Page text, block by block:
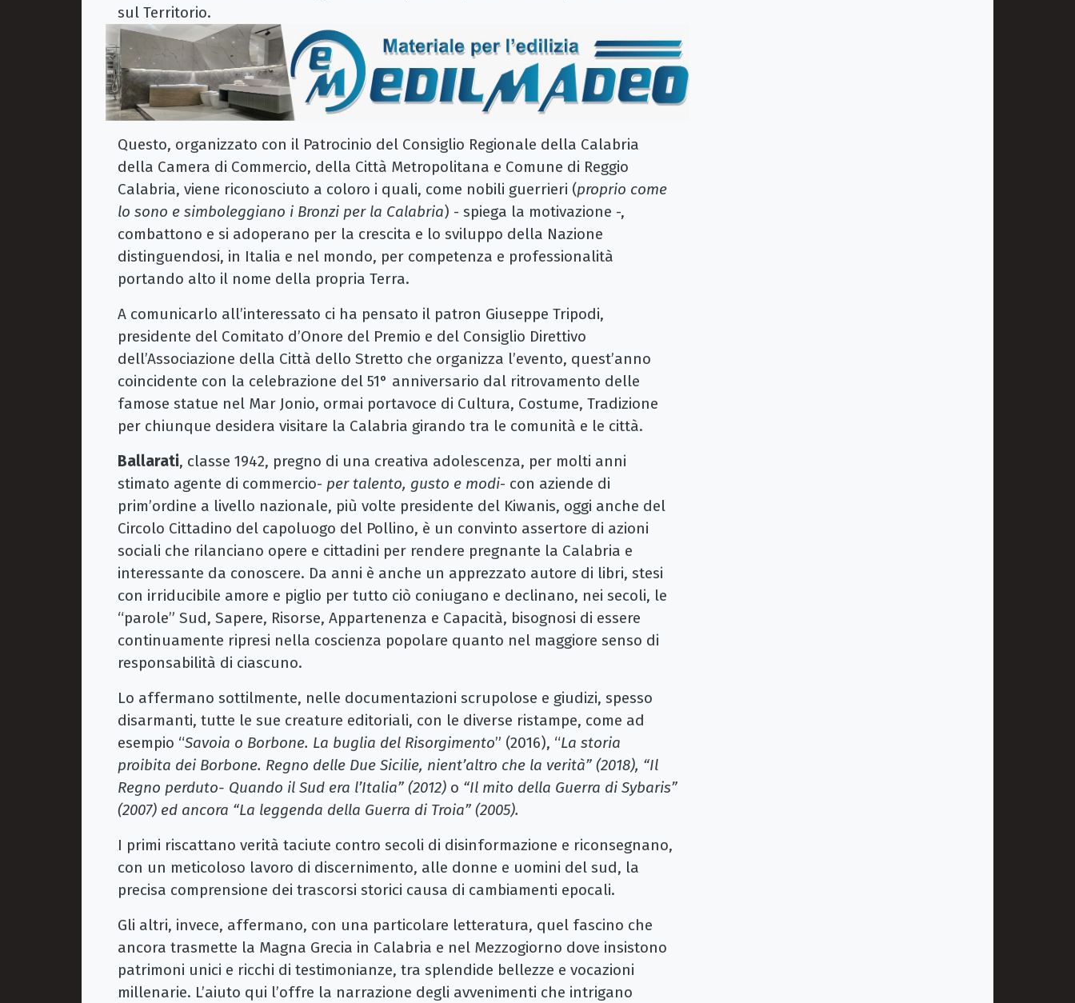
sul Territorio.
Questo, organizzato con il Patrocinio del Consiglio Regionale della Calabria
della Camera di Commercio, della Città Metropolitana e Comune di Reggio
Calabria, viene riconosciuto a coloro i quali, come nobili guerrieri (proprio come
lo sono e simboleggiano i Bronzi per la Calabria) - spiega la motivazione -,
combattono e si adoperano per la crescita e lo sviluppo della Nazione
distinguendosi, in Italia e nel mondo, per competenza e professionalità
portando alto il nome della propria Terra.
A comunicarlo all’interessato ci ha pensato il patron Giuseppe Tripodi,
presidente del Comitato d’Onore del Premio e del Consiglio Direttivo
dell’Associazione della Città dello Stretto che organizza l’evento, quest’anno
coincidente con la celebrazione del 51° anniversario dal ritrovamento delle
famose statue nel Mar Jonio, ormai portavoce di Cultura, Costume, Tradizione
per chiunque desidera visitare la Calabria girando tra le comunità e le città.
Ballarati, classe 1942, pregno di una creativa adolescenza, per molti anni
stimato agente di commercio- per talento, gusto e modi- con aziende di
prim’ordine a livello nazionale, più volte presidente del Kiwanis, oggi anche del
Circolo Cittadino del capoluogo del Pollino, è un convinto assertore di azioni
sociali che rilanciano opere e cittadini per rendere pregnante la Calabria e
interessante da conoscere. Da anni è anche un apprezzato autore di libri, stesi
con irriducibile amore e piglio per tutto ciò coniugano e declinano, nei secoli, le
“parole” Sud, Sapere, Risorse, Appartenenza e Capacità, bisognosi di essere
continuamente ripresi nella coscienza popolare quanto nel maggiore senso di
responsabilità di ciascuno.
Lo affermano sottilmente, nelle documentazioni scrupolose e giudizi, spesso
disarmanti, tutte le sue creature editoriali, con le diverse ristampe, come ad
esempio “Savoia o Borbone. La buglia del Risorgimento” (2016), “La storia
proibita dei Borbone. Regno delle Due Sicilie, nient’altro che la verità” (2018), “Il
Regno perduto- Quando il Sud era l’Italia” (2012) o “Il mito della Guerra di Sybaris”
(2007) ed ancora “La leggenda della Guerra di Troia” (2005).
I primi riscattano verità taciute contro secoli di disinformazione e riconsegnano,
con un meticoloso lavoro di discernimento, alle donne e uomini del sud, la
precisa comprensione dei trascorsi storici causa di cambiamenti epocali.
Gli altri, invece, affermano, con una particolare letteratura, quel fascino che
ancora trasmette la Magna Grecia in Calabria e nel Mezzogiorno dove insistono
patrimoni unici e ricchi di testimonianze, tra splendide bellezze e vocazioni
millenarie. L’aiuto qui l’offre la narrazione degli avvenimenti che intrigano